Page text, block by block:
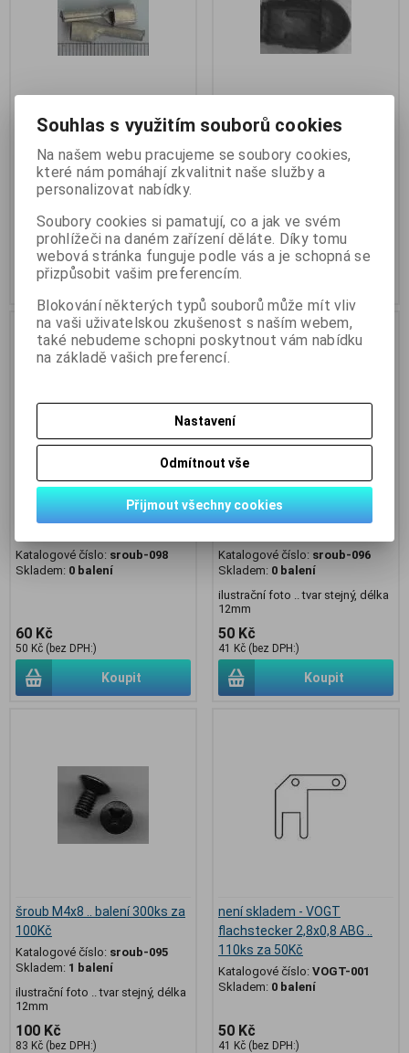
koncovka 7400-05 ... baleni
100 ks
Katalogové číslo:PPkonc-7400-
Skladem:
50 Kč
41 Kč (bez DPH:)
Koupit
gumová nožička .. balení
100ks za 100Kč
Katalogové číslo:nozicka-002
100 Kč
83 Kč (bez DPH:)
není skladem - šroub M4x20 ..
Katalogové číslo: sroub-098
Skladem: 0 balení
60 Kč
50 Kč (bez DPH:)
Koupit
není skladem - šroub M5x12 ..
Katalogové číslo: sroub-096
Skladem: 0 balení
ilustrační foto .. tvar stejný, délka
12mm
50 Kč
41 Kč (bez DPH:)
Koupit
šroub M4x8 .. balení 300ks za
100Kč
Katalogové číslo: sroub-095
Skladem: 1 balení
ilustrační foto .. tvar stejný, délka
12mm
100 Kč
83 Kč (bez DPH:)
není skladem - VOGT
flachstecker 2,8x0,8 ABG ..
110ks za 50Kč
Katalogové číslo: VOGT-001
Skladem: 0 balení
50 Kč
41 Kč (bez DPH:)
Souhlas s využitím souborů cookies
Na našem webu pracujeme se soubory cookies,
které nám pomáhají zkvalitnit naše služby a
personalizovat nabídky.
Soubory cookies si pamatují, co a jak ve svém
prohlížeči na daném zařízení děláte. Díky tomu
webová stránka funguje podle vás a je schopná se
přizpůsobit vašim preferencím.
Blokování některých typů souborů může mít vliv
na vaši uživatelskou zkušenost s naším webem,
také nebudeme schopni poskytnout vám nabídku
na základě vašich preferencí.
Nastavení
Odmítnout vše
Přijmout všechny cookies